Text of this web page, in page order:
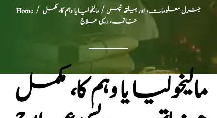
Home/ جنرل معلومات، اور ہیلتھ ٹپس/ مالیخولیا یا وہم کا، مکمل
خاتمہ، دیسی علاج
مالیخولیا یا وہم کا، مکمل